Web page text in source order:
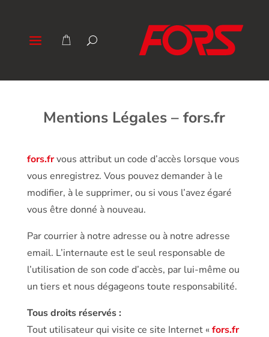
Mentions Légales –fors.fr
fors.frvous attribut un code d’accès lorsque vous
vous enregistrez. Vous pouvez demander à le
modifier, à le supprimer, ou si vous l’avez égaré
vous être donné à nouveau.
Par courrier à notre adresse ou à notre adresse
email. L’internaute est le seul responsable de
l’utilisation de son code d’accès, par lui-même ou
un tiers et nous dégageons toute responsabilité.
Tous droits réservés :
Tout utilisateur qui visite ce site Internet « fors.fr